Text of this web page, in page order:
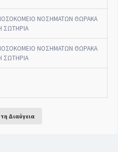
ΝΟΣΗΜΑΤΩΝ ΘΩΡΑΚΑ
ΣΩΤΗΡΙΑ
ΝΟΣΗΜΑΤΩΝ ΘΩΡΑΚΑ
ΣΩΤΗΡΙΑ
Διαύγεια